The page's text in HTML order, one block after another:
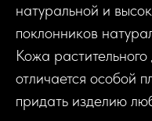
натуральной и
поклонников
Кожа
отличается особой
придать изделию